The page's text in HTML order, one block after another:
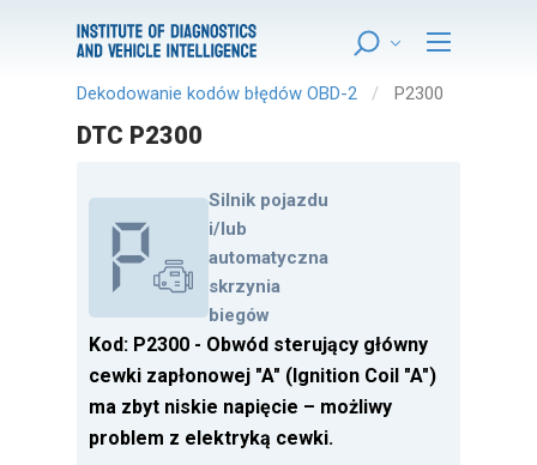
Dekodowanie kodów błędów OBD-2 P2300
DTC P2300
Silnik pojazdu
i/lub
automatyczna
skrzynia
biegów
Kod: P2300 - Obwód sterujący główny
cewki zapłonowej "A" (Ignition Coil "A")
ma zbyt niskie napięcie – możliwy
problem z elektryką cewki.